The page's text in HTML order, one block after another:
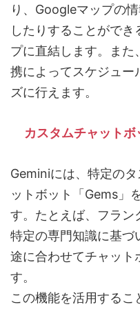
り、Googleマップの
したりすることがで
プに直結します。ま
携によってスケジュー
ズに行えます。
カスタムチャット
Geminiには、特定の
ットボット「Gems」
す。たとえば、フラン
特定の専門知識に基づ
途に合わせてチャット
す。
この機能を活用するこ